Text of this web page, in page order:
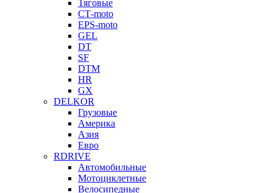
Тяговые
СТ-moto
EPS-moto
GEL
DT
SF
DTM
HR
GX
DELKOR
Грузовые
Америка
Азия
Евро
RDRIVE
Автомобильные
Мотоциклетные
Велосипедные